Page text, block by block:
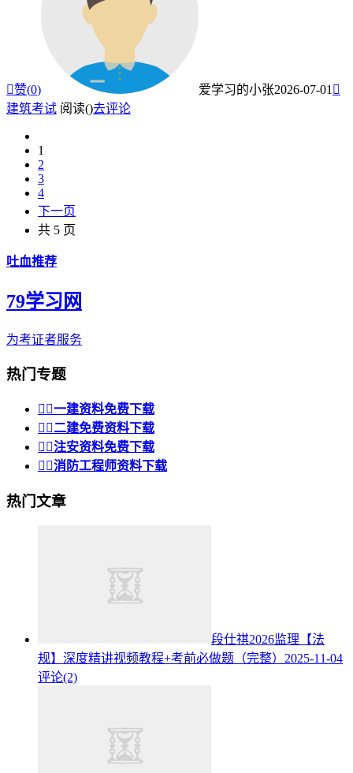
赞(0) 爱学习的小张2026-07-01 
建筑考试 阅读()去评论
1
2
3
4
下一页
共 5 页
吐血推荐
79学习网
为考证者服务
热门专题
 一建资料免费下载
 二建免费资料下载
 注安资料免费下载
 消防工程师资料下载
热门文章
段仕祺2026监理【法
规】深度精讲视频教程+考前必做题（完整） 2025-11-04
评论(2)